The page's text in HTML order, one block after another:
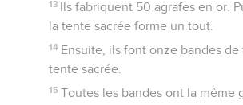
13 Ils fabriquent 50 agrafes en or.
la tente sacrée forme un tout.
14 Ensuite, ils font onze bandes
tente sacrée.
15 Toutes les bandes ont la même